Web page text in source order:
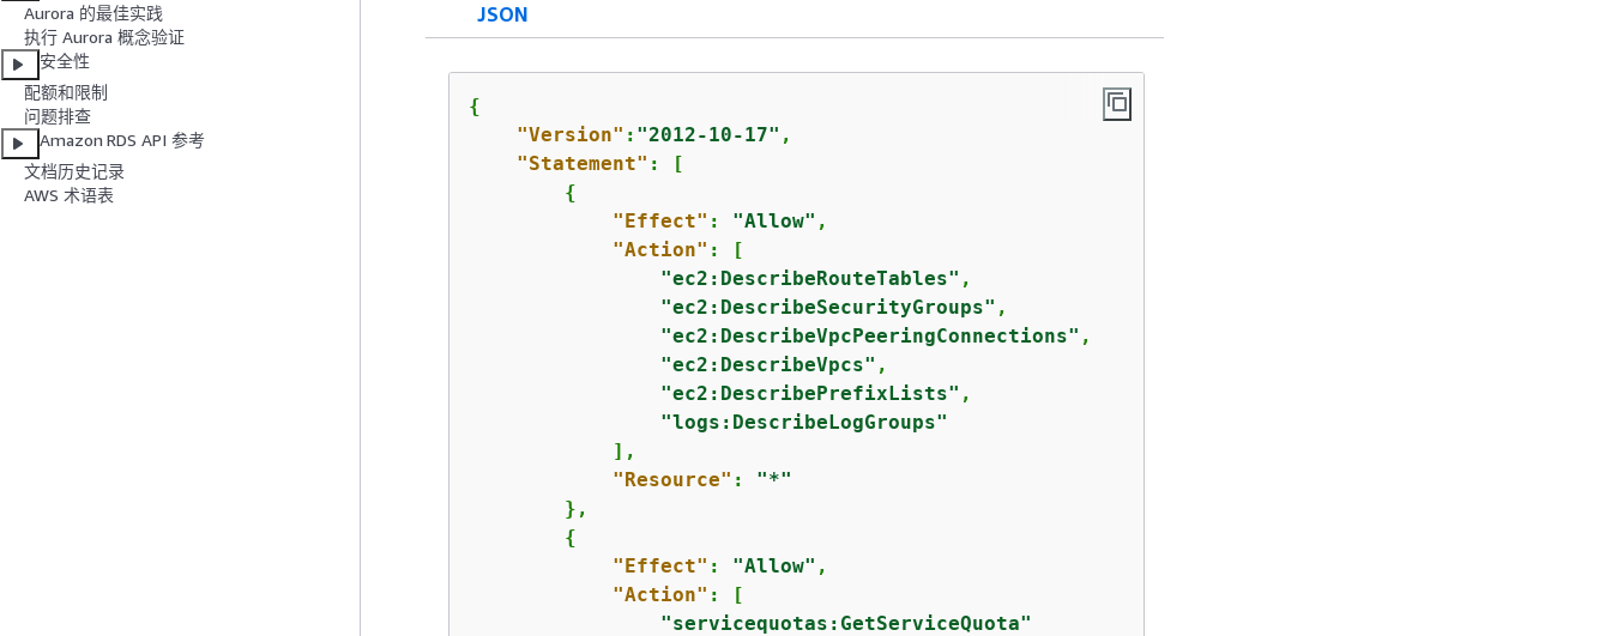
Aurora 的最佳实践
执行 Aurora 概念验证
安全性
配额和限制
问题排查
Amazon RDS API 参考
文档历史记录
AWS 术语表
JSON
{
"Version" : "2012-10-17" ,
"Statement" : [
{
"Effect" : "Allow" ,
"Action" : [
"ec2:DescribeRouteTables" ,
"ec2:DescribeSecurityGroups" ,
"ec2:DescribeVpcPeeringConnections" ,
"ec2:DescribeVpcs" ,
"ec2:DescribePrefixLists" ,
"logs:DescribeLogGroups"
            ],
"Resource" : "*"
        },
{
"Effect" : "Allow" ,
"Action" : [
"servicequotas:GetServiceQuota"